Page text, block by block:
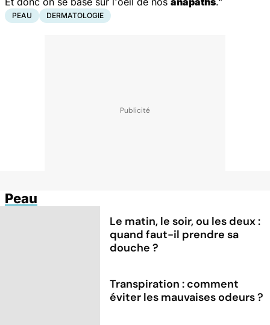
PEAU DERMATOLOGIE
Peau
Le matin, le soir, ou les deux :
quand faut-il prendre sa
douche ?
Transpiration : comment
éviter les mauvaises odeurs ?